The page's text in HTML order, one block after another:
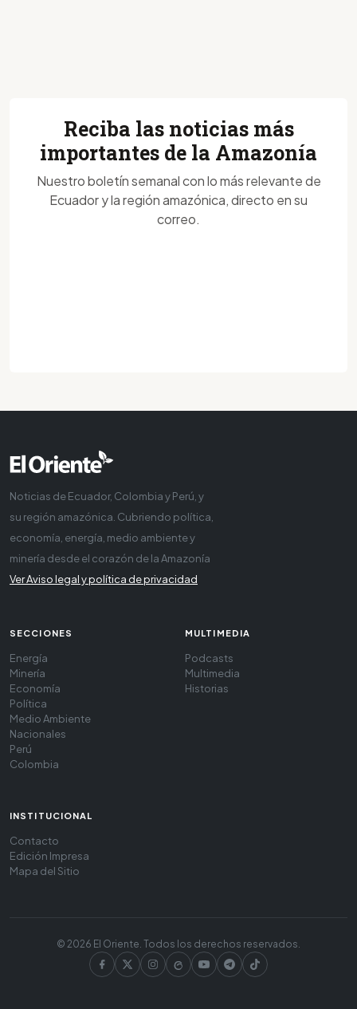
Reciba las noticias más
importantes de la Amazonía
Nuestro boletín semanal con lo más relevante de
Ecuador y la región amazónica, directo en su
correo.
Noticias de Ecuador, Colombia y Perú, y
su región amazónica. Cubriendo política,
economía, energía, medio ambiente y
minería desde el corazón de la Amazonía
Ver Aviso legal y política de privacidad
SECCIONES
Energía
Minería
Economía
Política
Medio Ambiente
Nacionales
Perú
Colombia
MULTIMEDIA
Podcasts
Multimedia
Historias
INSTITUCIONAL
Contacto
Edición Impresa
Mapa del Sitio
© 2026 El Oriente. Todos los derechos reservados.